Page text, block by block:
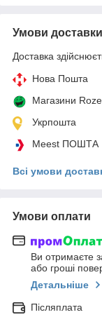
Умови доставки
Доставка
Нова Пошта
Магазини
Укрпошта
Meest ПОШТА
Всі умови
Умови оплати
Ви отримаєте
або гроші
Детальніше
Післяплата